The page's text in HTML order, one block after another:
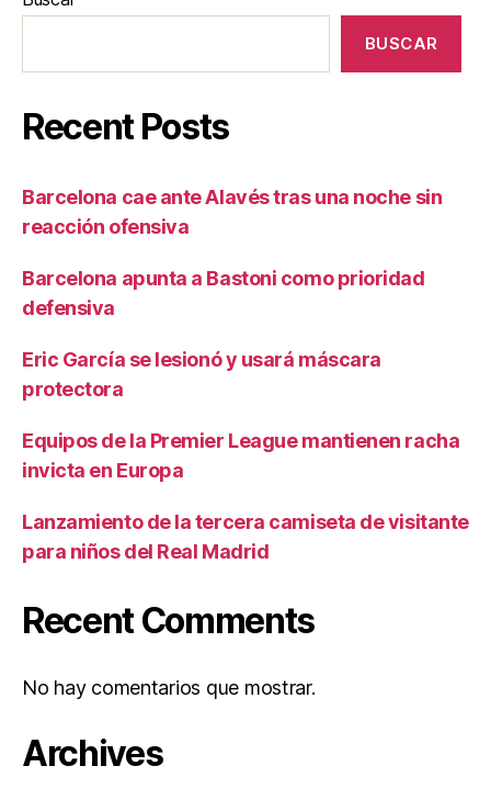
BUSCAR
Recent Posts
Barcelona cae ante Alavés tras una noche sin
reacción ofensiva
Barcelona apunta a Bastoni como prioridad
defensiva
Eric García se lesionó y usará máscara
protectora
Equipos de la Premier League mantienen racha
invicta en Europa
Lanzamiento de la tercera camiseta de visitante
para niños del Real Madrid
Recent Comments
No hay comentarios que mostrar.
Archives